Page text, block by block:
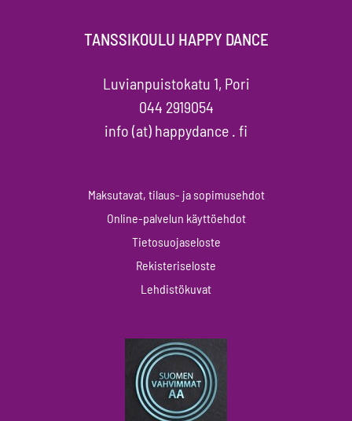
TANSSIKOULU HAPPY DANCE
Luvianpuistokatu 1, Pori
044 2919054
info (at) happydance . fi
Maksutavat, tilaus- ja sopimusehdot
Online-palvelun käyttöehdot
Tietosuojaseloste
Rekisteriseloste
Lehdistökuvat